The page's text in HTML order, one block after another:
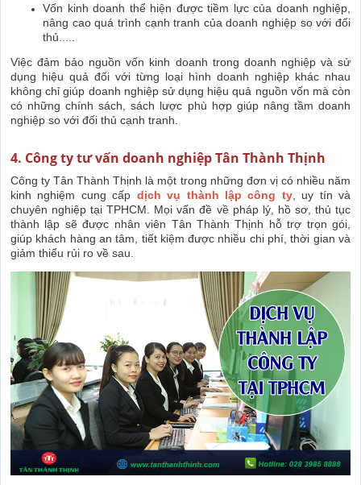
Vốn kinh doanh thể hiện được tiềm lực của doanh nghiệp,
nâng cao quá trình cạnh tranh của doanh nghiệp so với đối
thủ.
Việc đảm bảo nguồn vốn kinh doanh trong doanh nghiệp và sử
dụng hiệu quả đối với từng loại hình doanh nghiệp khác nhau
không chỉ giúp doanh nghiệp sử dụng hiệu quả nguồn vốn mà còn
có những chính sách, sách lược phù hợp giúp nâng tầm doanh
nghiệp so với đối thủ cạnh tranh.
4. Công ty tư vấn doanh nghiệp Tân Thành Thịnh
Công ty Tân Thành Thịnh là một trong những đơn vị có nhiều năm
kinh nghiệm cung cấp dịch vụ thành lập công ty, uy tín và
chuyên nghiệp tại TPHCM. Mọi vấn đề về pháp lý, hồ sơ, thủ tục
thành lập sẽ được nhân viên Tân Thành Thịnh hỗ trợ trọn gói,
giúp khách hàng an tâm, tiết kiệm được nhiều chi phí, thời gian và
giảm thiểu rủi ro về sau.